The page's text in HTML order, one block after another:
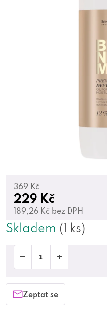
369 Kč
229 Kč
189,26 Kč bez DPH
Skladem (1 ks)
Zeptat se